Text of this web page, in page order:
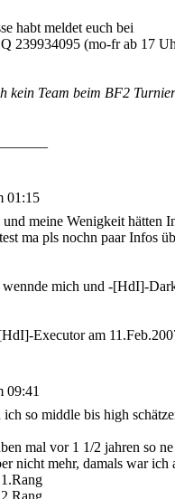
habt meldet euch bei
239934095 (mo-fr ab 17
kein Team beim BF2
01:15
meine Wenigkeit hätten
ma pls nochn paar Infos
wennde mich und -[HdI]-
Executor am
09:41
so middle bis high
mal vor 1 1/2 jahren so
nicht mehr, damals war ich